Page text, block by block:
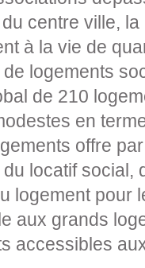
centre ville,
à la vie de
logements
de 210
en
offre
locatif social,
logement pour
aux grands
accessibles